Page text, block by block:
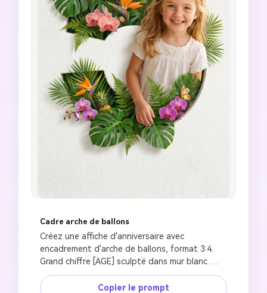
Cadre arche de ballons
Créez une affiche d'anniversaire avec
encadrement d'arche de ballons, format 3:4.
Grand chiffre [AGE] sculpté dans mur blanc
cassé premium avec profondeur et ombres. À
l'intérieur : ballons de couleurs mixtes avec
Copier le prompt